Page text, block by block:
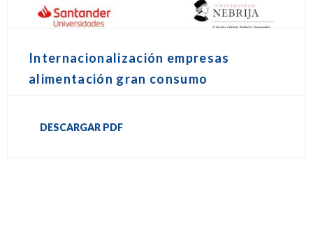
Internacionalización empresas
alimentación gran consumo
DESCARGAR PDF